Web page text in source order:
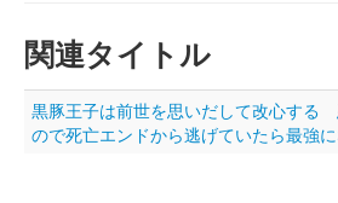
関連タイトル
黒豚王子は前世を思いだして改心する
ので死亡エンドから逃げていたら最強